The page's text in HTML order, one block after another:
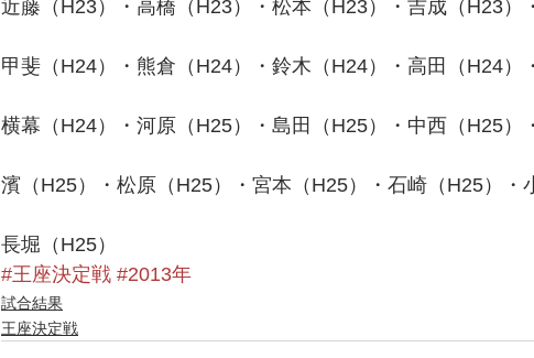
近藤（H23）・高橋（H23）・松本（H23）・吉成（H23）
甲斐（H24）・熊倉（H24）・鈴木（H24）・高田（H24）
横幕（H24）・河原（H25）・島田（H25）・中西（H25）
濱（H25）・松原（H25）・宮本（H25）・石崎（H25）・
長堀（H25）
#王座決定戦 #2013年
試合結果
王座決定戦